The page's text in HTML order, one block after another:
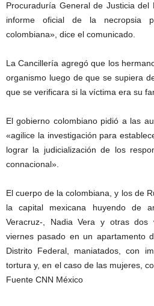
Procuraduría General de Justicia del
informe oficial de la necropsia
colombiana», dice el comunicado.
La Cancillería agregó que los
organismo luego de que se supiera
que se verificara si la víctima era su
El gobierno colombiano pidió a las
«agilice la investigación para
lograr la judicialización de los
connacional».
El cuerpo de la colombiana, y los de
la capital mexicana huyendo de
Veracruz-, Nadia Vera y otras dos
viernes pasado en un apartamento
Distrito Federal, maniatados, con
tortura y, en el caso de las mujeres,
Fuente CNN México